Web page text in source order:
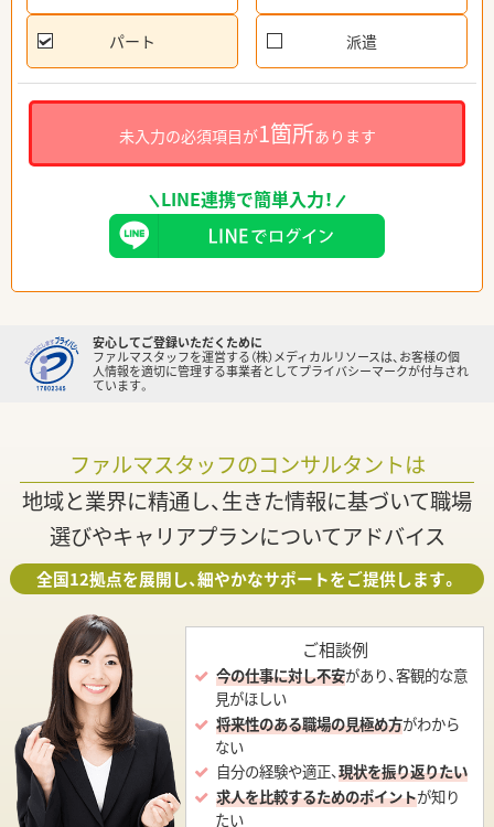
パート 派遣
未入力の必須項目が1箇所あります
LINE連携で簡単入力！
安心してご登録いただくために
ファルマスタッフを運営する（株）メディカルリソースは、お客様の個
人情報を適切に管理する事業者としてプライバシーマークが付与され
ています。
ファルマスタッフのコンサルタントは
地域と業界に精通し、生きた情報に基づいて職場
選びやキャリアプランについてアドバイス
全国12拠点を展開し、細やかなサポートをご提供します。
ご相談例
今の仕事に対し不安があり、客観的な意
見がほしい
将来性のある職場の見極め方がわから
ない
自分の経験や適正、現状を振り返りたい
求人を比較するためのポイントが知り
たい